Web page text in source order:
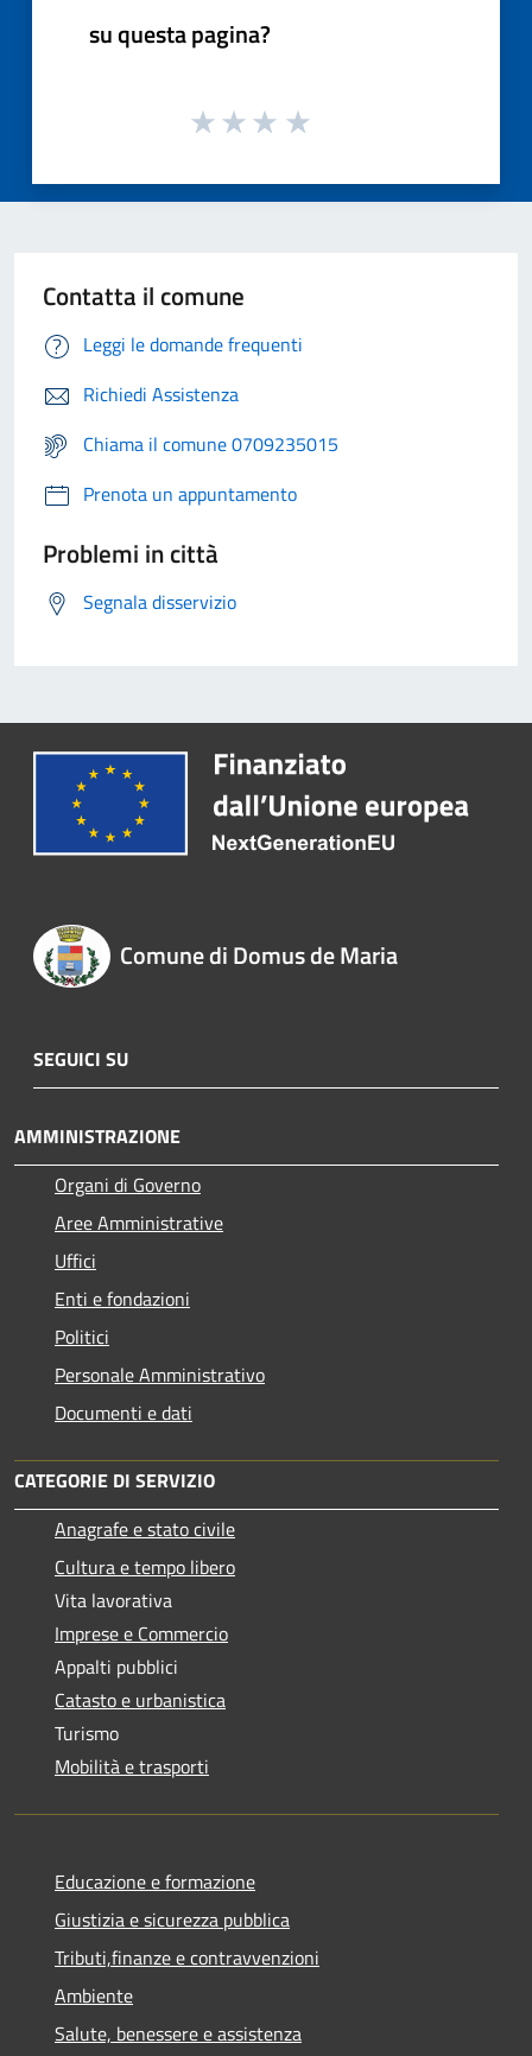
su questa pagina?
Contatta il comune
Leggi le domande frequenti
Richiedi Assistenza
Chiama il comune 0709235015
Prenota un appuntamento
Problemi in città
Segnala disservizio
Comune di Domus de Maria
SEGUICI SU
AMMINISTRAZIONE
Organi di Governo
Aree Amministrative
Uffici
Enti e fondazioni
Politici
Personale Amministrativo
Documenti e dati
CATEGORIE DI SERVIZIO
Anagrafe e stato civile
Cultura e tempo libero
Vita lavorativa
Imprese e Commercio
Appalti pubblici
Catasto e urbanistica
Turismo
Mobilità e trasporti
Educazione e formazione
Giustizia e sicurezza pubblica
Tributi,finanze e contravvenzioni
Ambiente
Salute, benessere e assistenza